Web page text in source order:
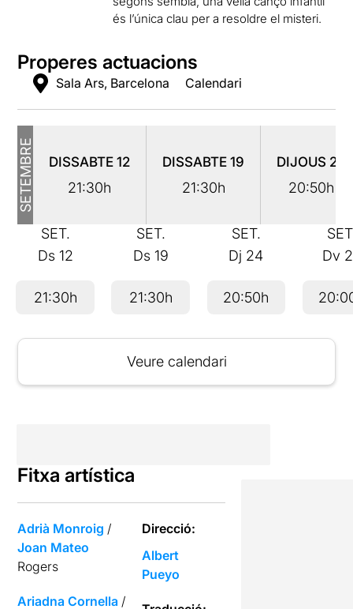
és l’única clau per a resoldre el misteri.
Properes actuacions
Sala Ars, Barcelona Calendari
SETEMBRE DISSABTE12
21:30h
DISSABTE19
21:30h
DIJOUS 24
20:50h
SET.
Ds 12
21:30h
SET.
Ds 19
21:30h
SET.
Dj 24
20:50h
Dv
Veure calendari
Fitxa artística
Adrià Monroig /
Joan Mateo
Rogers
Ariadna Cornella /
Direcció:
Albert
Pueyo